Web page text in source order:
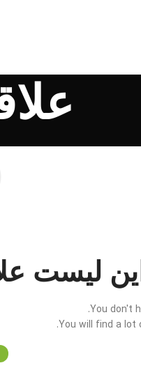
این لیست
You don't
You will find a lot